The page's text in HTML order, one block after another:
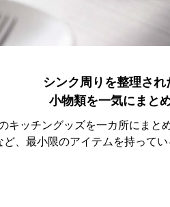
シンク周りを整理され
小物類を一気にまと
キッチングッズを一カ所にま
、最小限のアイテムを持ってい